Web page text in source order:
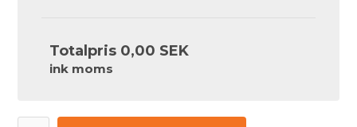
Totalpris 0,00 SEK
ink moms